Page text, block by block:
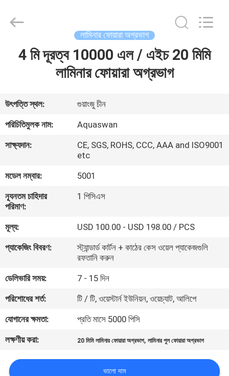
বাড়ি
আমাদের
সম্পর্কে
কারখানা
ভ্রমণ
মান
নিয়ন্ত্রণ
যোগাযোগ
করুন
উদ্ধৃতির
জন্য
আবেদন
co,.ltd.
লামিনার ফোয়ারা অগ্রভাগ
4 মি দূরত্ব 10000 এল / এইচ 20 মিমি
লামিনার ফোয়ারা অগ্রভাগ
উৎপত্তি স্থল:
গুয়াংজু চীন
পরিচিতিমুলক নাম:
Aquaswan
সাক্ষ্যদান:
CE, SGS, ROHS, CCC, AAA and ISO9001
etc
মডেল নম্বার:
5001
ন্যূনতম চাহিদার
পরিমাণ:
1 পিসিএস
মূল্য:
USD 100.00 - USD 198.00 / PCS
প্যাকেজিং বিবরণ:
স্ট্যান্ডার্ড কার্টন + কাঠের কেস ওয়েল প্যাকেজগুলি
রফতানি করুন
ডেলিভারি সময়:
7 - 15 দিন
পরিশোধের শর্ত:
টি / টি, ওয়েস্টার্ন ইউনিয়ন, ওয়েচ্যাট, আলিপে
যোগানের ক্ষমতা:
প্রতি মাসে 5000 পিসি
লক্ষণীয় করা:
20 মিমি লামিনার ফোয়ারা অগ্রভাগ,লামিনার পুল ফোয়ারা অগ্রভাগ
ভালো দাম